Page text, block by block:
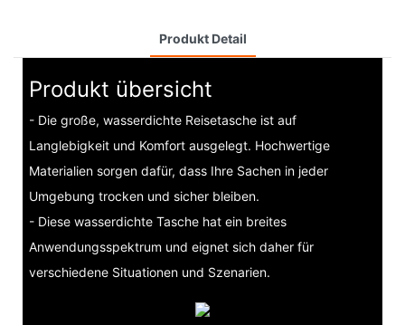
Produkt Detail
Produkt übersicht
- Die große, wasserdichte Reisetasche ist auf
Langlebigkeit und Komfort ausgelegt. Hochwertige
Materialien sorgen dafür, dass Ihre Sachen in jeder
Umgebung trocken und sicher bleiben.
- Diese wasserdichte Tasche hat ein breites
Anwendungsspektrum und eignet sich daher für
verschiedene Situationen und Szenarien.